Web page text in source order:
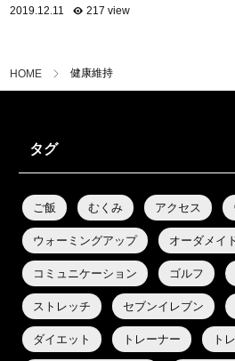
が、サービス内容はジムによって様々。 ...
2019.12.11 217 view
HOME 健康維持
タグ
ご飯 むくみ アクセス
ウォーミングアップ オーダメイ
コミュニケーション ゴルフ
ストレッチ セブンイレブン
ダイエット トレーナー ト